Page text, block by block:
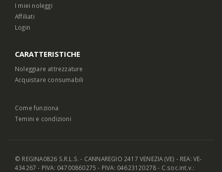
I miei noleggi
Affiliati
Login
CARATTERISTICHE
Noleggiare attrezzature
Acquistare consumabili
Come funziona
Temini e condizioni
© REGINA0826 S.R.L.S. - CANNAREGIO 2417 VENEZIA (VE) - REA: VE-
434267 - PIVA: 04700860275 - PIVA: 04623120278 - C.soc.int.v.: